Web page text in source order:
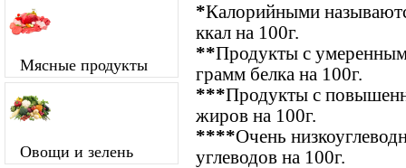
Мясные продукты
Овощи и зелень
*Калорийными
ккал на 100г.
**Продукты с
грамм белка на 100г.
***Продукты с
жиров на 100г.
****Очень
углеводов на 100г.